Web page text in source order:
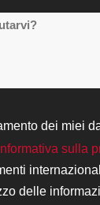
dei miei
sulla
delle